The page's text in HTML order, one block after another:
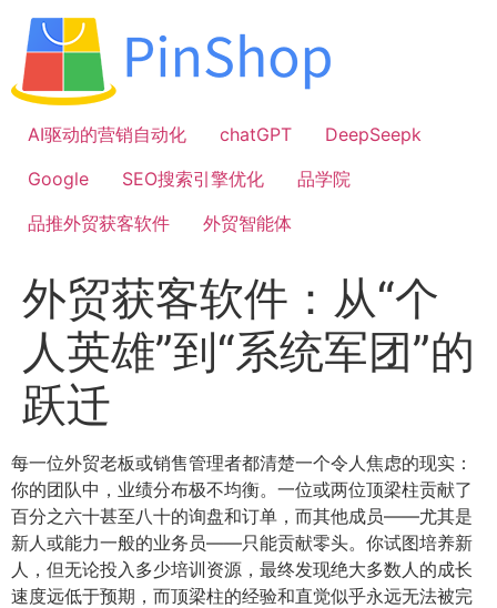
容
AI驱动的营销自动化
chatGPT
DeepSeepk
Google
SEO搜索引擎优化
品学院
品推外贸获客软件
外贸智能体
外贸获客软件：从“个
人英雄”到“系统军团”的
跃迁
每一位外贸老板或销售管理者都清楚一个令人焦虑的现实：
你的团队中，业绩分布极不均衡。一位或两位顶梁柱贡献了
百分之六十甚至八十的询盘和订单，而其他成员——尤其是
新人或能力一般的业务员——只能贡献零头。你试图培养新
人，但无论投入多少培训资源，最终发现绝大多数人的成长
速度远低于预期，而顶梁柱的经验和直觉似乎永远无法被完